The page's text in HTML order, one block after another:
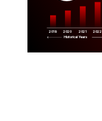
2019 2020 2021 2022
Historical Years